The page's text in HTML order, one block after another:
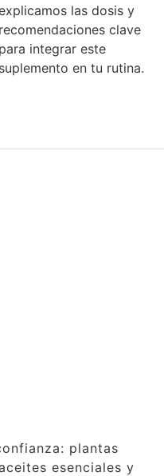
las dosis y
recomendaciones clave
para integrar este
suplemento en tu rutina.
plantas
esenciales y